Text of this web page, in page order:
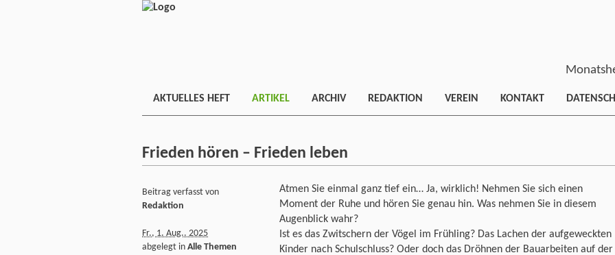
AKTUELLES HEFT ARTIKEL ARCHIV REDAKTION VEREIN KONTAKT
Frieden hören – Frieden leben
Atmen Sie einmal ganz tief ein… Ja, wirklich! Nehmen Sie sich einen
Moment der Ruhe und hören Sie genau hin. Was nehmen Sie in diesem
Augenblick wahr?
Ist es das Zwitschern der Vögel im Frühling? Das Lachen der aufgeweckten
Kinder nach Schulschluss? Oder doch das Dröhnen der Bauarbeiten auf der
Beitrag verfasst von
Redaktion
Fr., 1. Aug.. 2025
abgelegt in Alle Themen